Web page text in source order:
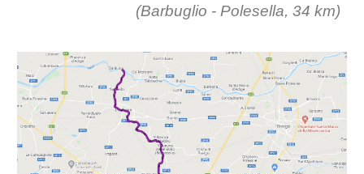
(Barbuglio - Polesella, 34 km)